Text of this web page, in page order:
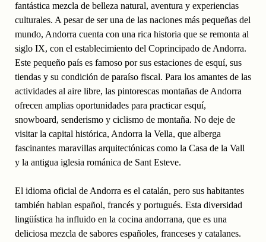
fantástica mezcla de belleza natural, aventura y experiencias
culturales. A pesar de ser una de las naciones más pequeñas del
mundo, Andorra cuenta con una rica historia que se remonta al
siglo IX, con el establecimiento del Coprincipado de Andorra.
Este pequeño país es famoso por sus estaciones de esquí, sus
tiendas y su condición de paraíso fiscal. Para los amantes de las
actividades al aire libre, las pintorescas montañas de Andorra
ofrecen amplias oportunidades para practicar esquí,
snowboard, senderismo y ciclismo de montaña. No deje de
visitar la capital histórica, Andorra la Vella, que alberga
fascinantes maravillas arquitectónicas como la Casa de la Vall
y la antigua iglesia románica de Sant Esteve.
El idioma oficial de Andorra es el catalán, pero sus habitantes
también hablan español, francés y portugués. Esta diversidad
lingüística ha influido en la cocina andorrana, que es una
deliciosa mezcla de sabores españoles, franceses y catalanes.